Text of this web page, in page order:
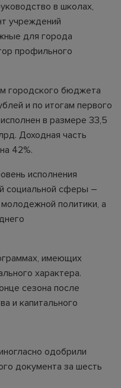
в школах,
учреждений
для города
профильного
городского бюджета
и по итогам первого
в размере 33,5
Доходная часть
42%.
исполнения
социальной сферы –
политики, а
имеющих
характера.
сезона после
и капитального
одобрили
документа за шесть